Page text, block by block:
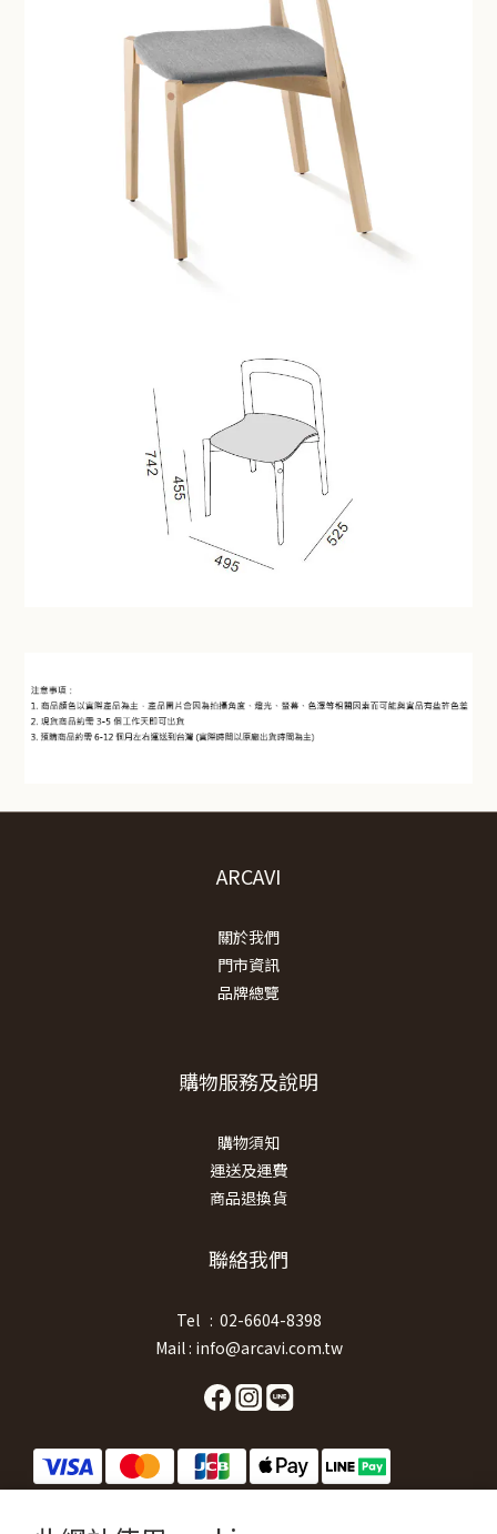
ARCAVI
關於我們
門市資訊
品牌總覽
購物服務及說明
購物須知
運送及運費
商品退換貨
聯絡我們
Tel : 02-6604-8398
Mail : info@arcavi.com.tw